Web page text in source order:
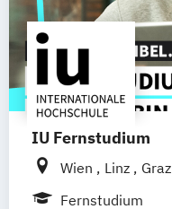
IU Fernstudium
Wien Linz Graz
Fernstudium